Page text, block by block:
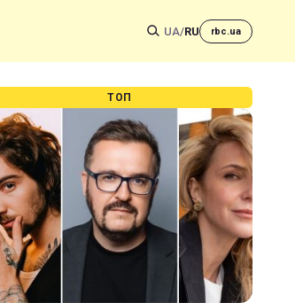
UA/RU rbc.ua
ТОП